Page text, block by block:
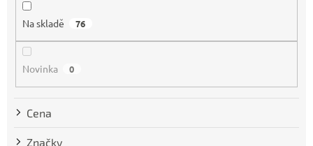
Na skladě 76
Novinka 0
Cena
Značky